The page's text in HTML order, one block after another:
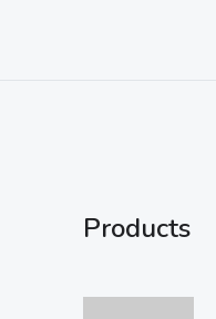
Products